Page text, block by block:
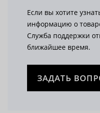
Если вы хотите
информацию о
Служба поддержки
ближайшее время.
ЗАДАТЬ